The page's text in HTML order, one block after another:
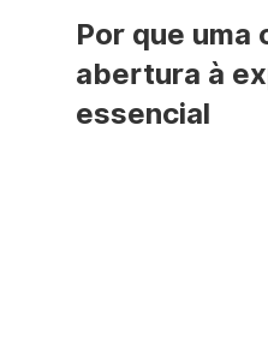
Por que uma
abertura à
essencial